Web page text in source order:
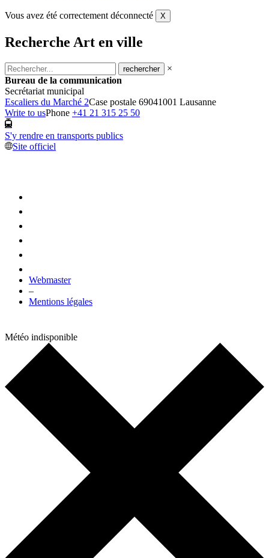
Vous avez été correctement déconnecté X
Recherche Art en ville
×
Bureau de la communication
Secrétariat municipal
Escaliers du Marché 2Case postale 69041001 Lausanne
Write to usPhone +41 21 315 25 50
S'y rendre en transports publics
Site officiel
Webmaster
–
Mentions légales
Météo indisponible